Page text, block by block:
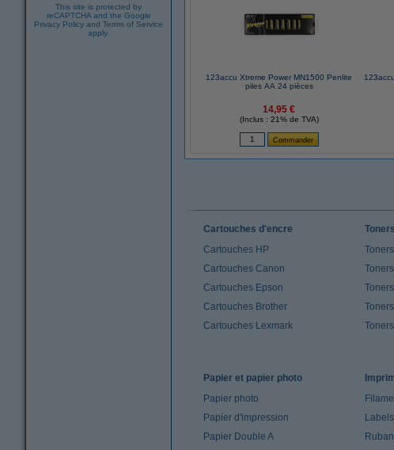
This site is protected by
reCAPTCHA and the Google
Privacy Policy and Terms of Service
apply.
123accu Xtreme Power MN1500 Penlite
piles AA 24 pièces
14,95 €
(Inclus : 21% de TVA)
Cartouches d'encre
Cartouches HP
Cartouches Canon
Cartouches Epson
Cartouches Brother
Cartouches Lexmark
Toners
Papier et papier photo
Papier photo
Papier d'impression
Papier Double A